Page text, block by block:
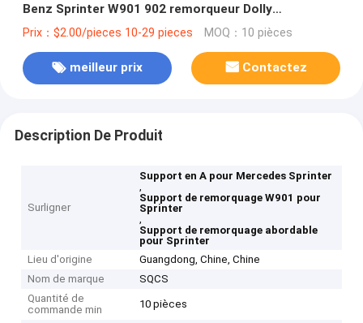
Benz Sprinter W901 902 remorqueur Dolly
6013260240
Prix：$2.00/pieces 10-29 pieces MOQ：10 pièces
meilleur prix Contactez
Description De Produit
Surligner
Support en A pour Mercedes Sprinter
,
Support de remorquage W901 pour
Sprinter
,
Support de remorquage abordable
pour Sprinter
Lieu d'origine
Guangdong, Chine, Chine
Nom de marque
SQCS
Quantité de
commande min
10 pièces